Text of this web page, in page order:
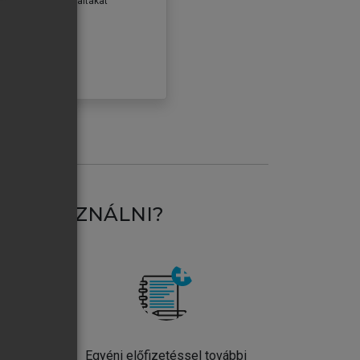
HASZNÁLNI?
Egyéni előfizetéssel további